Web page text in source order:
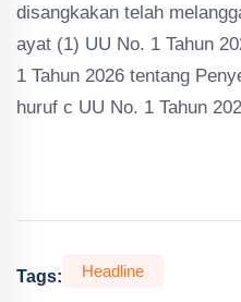
disangkakan telah
ayat (1) UU No. 1 Tahun
1 Tahun 2026 tentang
huruf c UU No. 1 Tahun
Tags: Headline